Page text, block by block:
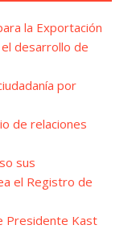
la Exportación
desarrollo de
por
de relaciones
sus
el Registro de
Presidente Kast